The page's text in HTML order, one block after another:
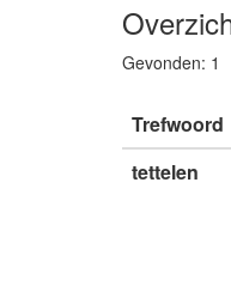
Gevonden: 1
Trefwoord
tettelen